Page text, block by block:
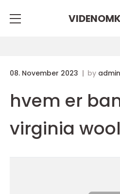
08. November 2023 by admin
hvem er
virginia